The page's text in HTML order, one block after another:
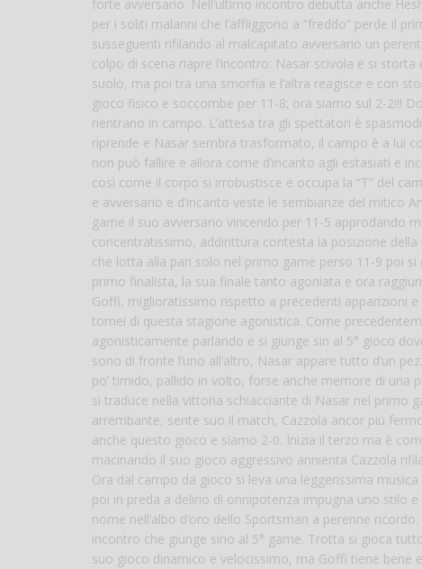
forte avversario. Nell’ultimo incontro debutta anche
per i soliti malanni che l’affliggono a “freddo” perde il
susseguenti rifilando al malcapitato avversario un
colpo di scena riapre l’incontro: Nasar scivola e si
suolo, ma poi tra una smorfia e l’altra reagisce e con
gioco fisico e soccombe per 11-8; ora siamo sul 2-2!!!
rientrano in campo. L’attesa tra gli spettatori è
riprende e Nasar sembra trasformato, il campo è a lui
non può fallire e allora come d’incanto agli estasiati e
così come il corpo si irrobustisce e occupa la “T” del
e avversario e d’incanto veste le sembianze del mitico
game il suo avversario vincendo per 11-5 approdando
concentratissimo, addirittura contesta la posizione
che lotta alla pari solo nel primo game perso 11-9 poi si
primo finalista, la sua finale tanto agoniata e ora
Goffi, miglioratissimo rispetto a precedenti apparizioni
tornei di questa stagione agonistica. Come
agonisticamente parlando e si giunge sin al 5° gioco
sono di fronte l’uno all’altro, Nasar appare tutto d’un
po’ timido, pallido in volto, forse anche memore di una
si traduce nella vittoria schiacciante di Nasar nel primo
arrembante, sente suo il match, Cazzola ancor più
anche questo gioco e siamo 2-0. Inizia il terzo ma è
macinando il suo gioco aggressivo annienta Cazzola
Ora dal campo da gioco si leva una leggerissima
poi in preda a delirio di onnipotenza impugna uno stilo
nome nell’albo d’oro dello Sportsman a perenne
incontro che giunge sino al 5° game. Trotta si gioca
suo gioco dinamico e velocissimo, ma Goffi tiene bene